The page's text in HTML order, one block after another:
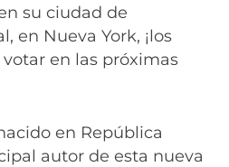
su ciudad de
en Nueva York, ¡los
en las próximas
en República
autor de esta nueva